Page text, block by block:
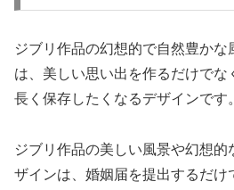
ジブリ作品の幻想的で自然豊か
は、美しい思い出を作るだけでな
長く保存したくなるデザインです。
ジブリ作品の美しい風景や幻想
ザインは、婚姻届を提出するだけ